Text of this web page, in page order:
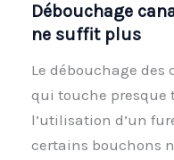
Débouchage
ne suffit plus
Le débouchage
qui touche presque
l’utilisation d’un
certains bouchons